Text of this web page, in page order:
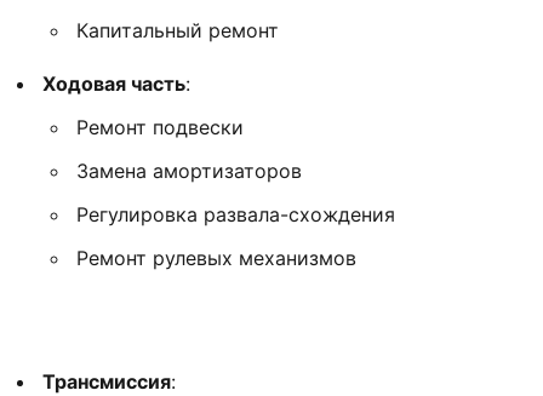
Капитальный ремонт
Ходовая часть:
Ремонт подвески
Замена амортизаторов
Регулировка развала-схождения
Ремонт рулевых механизмов
Трансмиссия: